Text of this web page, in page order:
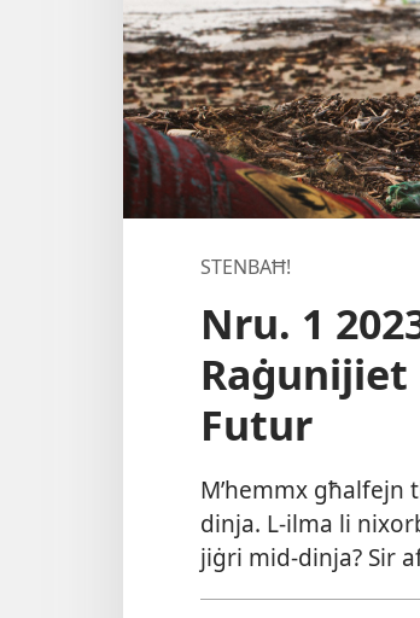
STENBAĦ!
Nru. 1
Raġunijiet
Futur
M’hemmx
dinja. L-ilma li
jiġri mid-dinja? Sir